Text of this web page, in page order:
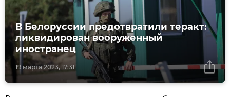
19 марта 2023, 17:31
В Белоруссии предотвратили теракт:
ликвидирован вооруженный
иностранец